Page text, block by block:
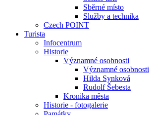
Sběrné místo
Služby a technika
Czech POINT
Turista
Infocentrum
Historie
Významné osobnosti
Významné osobnosti
Hilda Synková
Rudolf Šebesta
Kronika města
Historie - fotogalerie